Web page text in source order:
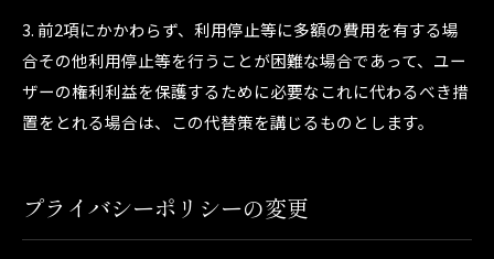
3. 前2項にかかわらず、利用停止等に多額の費用を有する場
合その他利用停止等を行うことが困難な場合であって、ユー
ザーの権利利益を保護するために必要なこれに代わるべき措
置をとれる場合は、この代替策を講じるものとします。
プライバシーポリシーの変更